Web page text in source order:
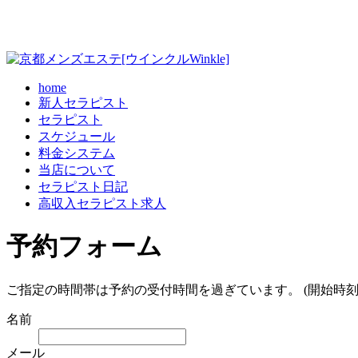
home
新人セラピスト
セラピスト
スケジュール
料金システム
当店について
セラピスト日記
高収入セラピスト求人
予約フォーム
ご指定の時間帯は予約の受付時間を過ぎています。 (開始時
名前
メール